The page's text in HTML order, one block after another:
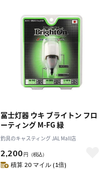
冨士灯器 ウキ ブライトン フロ
ーティング M-FG 緑
釣具のキャスティング JAL Mall店
2,200 円 （税込）
積算 20 マイル (1倍)